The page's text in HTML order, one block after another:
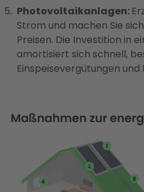
Photovoltaikanlagen:
Strom und machen Sie
Preisen. Die Investition in
amortisiert sich schnell,
Einspeisevergütungen und